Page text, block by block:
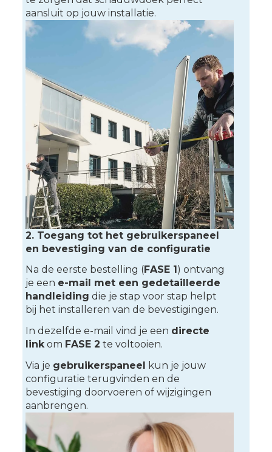
aansluit op jouw installatie.
2. Toegang tot het gebruikerspaneel
en bevestiging van de configuratie
Na de eerste bestelling (FASE 1 ) ontvang
je een e-mail met een gedetailleerde
handleiding die je stap voor stap helpt
bij het installeren van de bevestigingen.
In dezelfde e-mail vind je een directe
linkom FASE 2 te voltooien.
Via je gebruikerspaneel kun je jouw
configuratie terugvinden en de
bevestiging doorvoeren of wijzigingen
aanbrengen.